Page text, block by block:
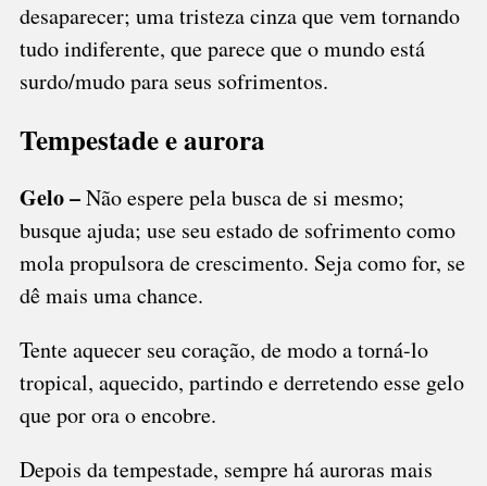
desaparecer; uma tristeza cinza que vem tornando
tudo indiferente, que parece que o mundo está
surdo/mudo para seus sofrimentos.
Tempestade e aurora
Gelo –Não espere pela busca de si mesmo;
busque ajuda; use seu estado de sofrimento como
mola propulsora de crescimento. Seja como for, se
dê mais uma chance.
Tente aquecer seu coração, de modo a torná-lo
tropical, aquecido, partindo e derretendo esse gelo
que por ora o encobre.
Depois da tempestade, sempre há auroras mais